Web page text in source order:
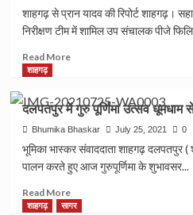
उदघाटन
क्रिकेट
क्लब
ने
एकता
क्लब
9
शाहगढ़ से प्रान यादव की रिपोर्ट शाहगढ़।
निरीक्षण टीम में शामिल उप संचालक पीजे
Read MoreRead
शाहगढ़
के
उत्कृष्ट
विद्यालय
जेडी
ने
किया
शाहगढ़
दलपतपुर में गुरु पूर्णिमा उत्सव धूमधाम
Bhumika Bhaskar July 25, 2021 0
भूमिका भास्कर संवाददाता शाहगढ़ दलपतपुर (
पालन करते हुए आज गुरुपूर्णिमा के शुभावसर...
Read MoreRead
more
शाहगढ़ सागर